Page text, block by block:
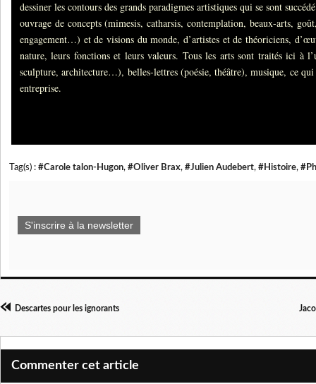
dessiner les contours des grands paradigmes artistiques qui se sont
ouvrage de concepts (mimesis, catharsis, contemplation, beaux-arts,
engagement…) et de visions du monde, d’artistes et de théoriciens,
nature, leurs fonctions et leurs valeurs. Tous les arts sont traités ici à
sculpture, architecture…), belles-lettres (poésie, théâtre), musique, ce
entreprise.
Tag(s) : #Carole talon-Hugon, #Oliver Brax, #Julien Audebert, #Histoire,
S'inscrire à la newsletter
Descartes pour les ignorants
Commenter cet article